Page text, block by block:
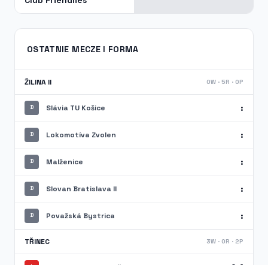
OSTATNIE MECZE I FORMA
ŽILINA II 0W · 5R · 0P
D Slávia TU Košice :
D Lokomotíva Zvolen :
D Malženice :
D Slovan Bratislava II :
D Považská Bystrica :
TŘINEC 3W · 0R · 2P